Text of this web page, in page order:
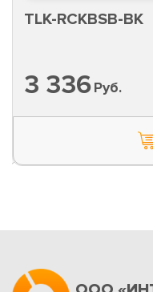
TLK-RCKBSB-BK
3 336Руб.